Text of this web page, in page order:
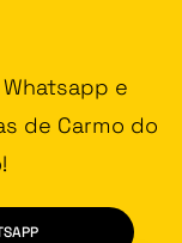
e
de Carmo do